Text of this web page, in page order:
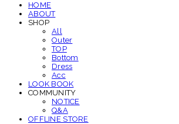
HOME
ABOUT
SHOP
All
Outer
TOP
Bottom
Dress
Acc
LOOK BOOK
COMMUNITY
NOTICE
Q&A
OFFLINE STORE